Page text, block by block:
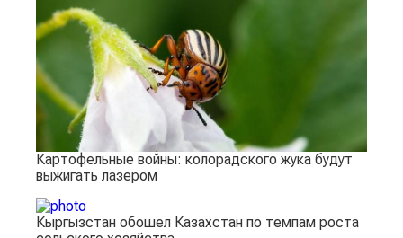
Картофельные войны: колорадского жука будут
выжигать лазером
Кыргызстан обошел Казахстан по темпам роста